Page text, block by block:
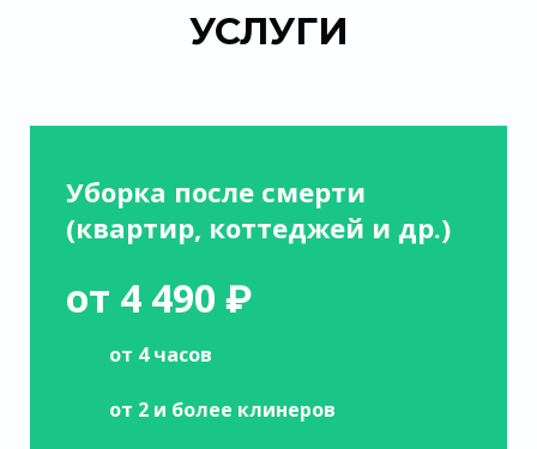
УСЛУГИ
Уборка после смерти
(квартир, коттеджей и др.)
от 4 490 ₽
от 4 часов
от 2 и более клинеров